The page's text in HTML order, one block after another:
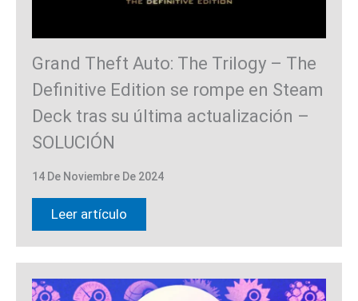
Grand Theft Auto: The Trilogy – The
Definitive Edition se rompe en Steam
Deck tras su última actualización –
SOLUCIÓN
14 De Noviembre De 2024
Leer artículo